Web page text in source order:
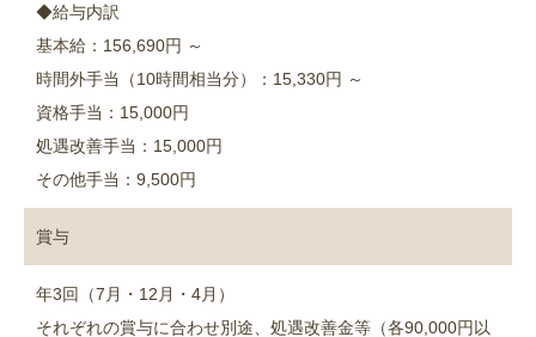
◆給与内訳
基本給：156,690円 ～
時間外手当（10時間相当分）：15,330円 ～
資格手当：15,000円
処遇改善手当：15,000円
その他手当：9,500円
賞与
年3回（7月・12月・4月）
それぞれの賞与に合わせ別途、処遇改善金等（各90,000円以